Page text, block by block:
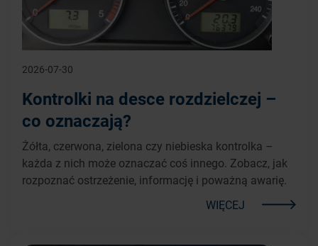
2026-07-30
Kontrolki na desce rozdzielczej –
co oznaczają?
Żółta, czerwona, zielona czy niebieska kontrolka –
każda z nich może oznaczać coś innego. Zobacz, jak
rozpoznać ostrzeżenie, informację i poważną awarię.
WIĘCEJ